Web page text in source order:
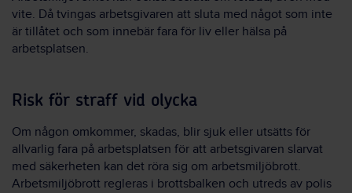
vite. Då tvingas arbetsgivaren att sluta med något som inte
är tillåtet och som innebär fara för liv eller hälsa på
arbetsplatsen.
Risk för straff vid olycka
Om någon omkommer, skadas, blir sjuk eller utsätts för
allvarlig fara på arbetsplatsen för att arbetsgivaren slarvat
med säkerheten kan det röra sig om arbetsmiljöbrott.
Arbetsmiljöbrott regleras i brottsbalken och utreds av polis